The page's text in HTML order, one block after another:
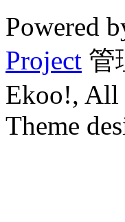
Powered
Project 管
Ekoo!, All
Theme